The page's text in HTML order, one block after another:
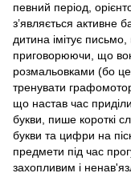
певний період,
з’являється активне
дитина імітує
приговорюючи, що
розмальовками (бо
тренувати
що настав час
букви, пише короткі
букви та цифри на
предмети під час
захопливим і